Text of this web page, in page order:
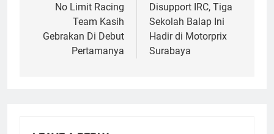
navigation
No Limit Racing
Team Kasih
Gebrakan Di Debut
Pertamanya
Disupport IRC, Tiga
Sekolah Balap Ini
Hadir di Motorprix
Surabaya